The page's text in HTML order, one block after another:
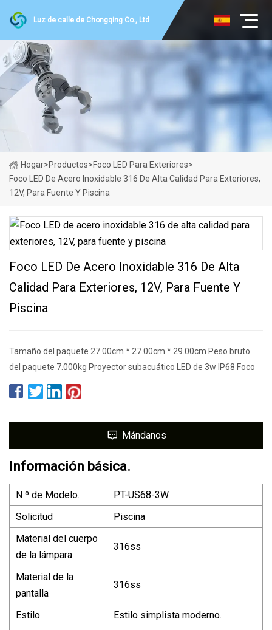
Luz de calle de Chongqing Co., Ltd
Hogar>Productos>Foco LED Para Exteriores>
Foco LED De Acero Inoxidable 316 De Alta Calidad Para Exteriores,
12V, Para Fuente Y Piscina
Foco LED De Acero Inoxidable 316 De Alta
Calidad Para Exteriores, 12V, Para Fuente Y
Piscina
Tamaño del paquete 27.00cm * 27.00cm * 29.00cm Peso bruto
del paquete 7.000kg Proyector subacuático LED de 3w IP68 Foco
Mándanos
Información básica.
N º de Modelo.
PT-US68-3W
Solicitud
Piscina
Material del cuerpo
de la lámpara
316ss
Material de la
pantalla
316ss
Estilo
Estilo simplista moderno.